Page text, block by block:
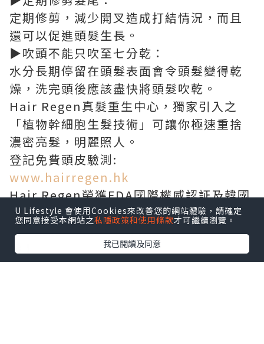
定期修剪，減少開叉造成打結情況，而且
還可以促進頭髮生長。
▶吹頭不能只吹至七分乾：
水分長期停留在頭髮表面會令頭髮變得乾
燥，洗完頭後應該盡快將頭髮吹乾。
Hair Regen真髮重生中心，獨家引入之
「植物幹細胞生髮技術」可讓你極速重捨
濃密亮髮，明麗照人。
登記免費頭皮驗測:
www.hairregen.hk
Hair Regen榮獲FDA國際權威認証及韓國
KIPO專利註冊，實証改善頭瘡頭油、頭
痕、脫髮、白髮、乾旱及皮屑，重生出
髮！
U Lifestyle 會使用Cookies來改善您的網站體驗，請確定
您同意接受本網站之私隱政策和使用條款才可繼續瀏覽。
我已閱讀及同意